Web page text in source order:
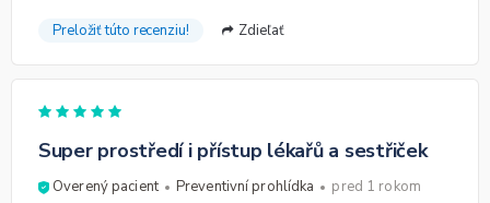
Preložiť túto recenziu! Zdieľať
Super prostředí i přístup lékařů a sestřiček
Overený pacient Preventivní prohlídka pred 1 rokom